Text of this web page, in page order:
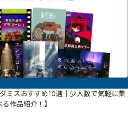
ミスおすすめ10選｜少人数で気軽に集
作品紹介！】